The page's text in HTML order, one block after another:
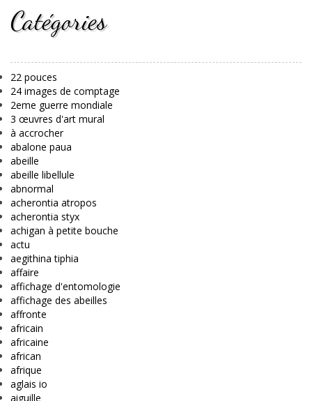
Catégories
22 pouces
24 images de comptage
2eme guerre mondiale
3 œuvres d'art mural
à accrocher
abalone paua
abeille
abeille libellule
abnormal
acherontia atropos
acherontia styx
achigan à petite bouche
actu
aegithina tiphia
affaire
affichage d'entomologie
affichage des abeilles
affronte
africain
africaine
african
afrique
aglais io
aiguille